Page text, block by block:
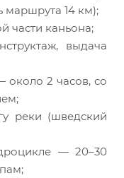
маршрута 14 км);
части каньона;
выдача
2 часов, со
реки (шведский
— 20–30